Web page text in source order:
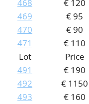
468
€ 120
469
€ 95
470
€ 90
471
€ 110
Lot
Price
491
€ 190
492
€ 1150
493
€ 160